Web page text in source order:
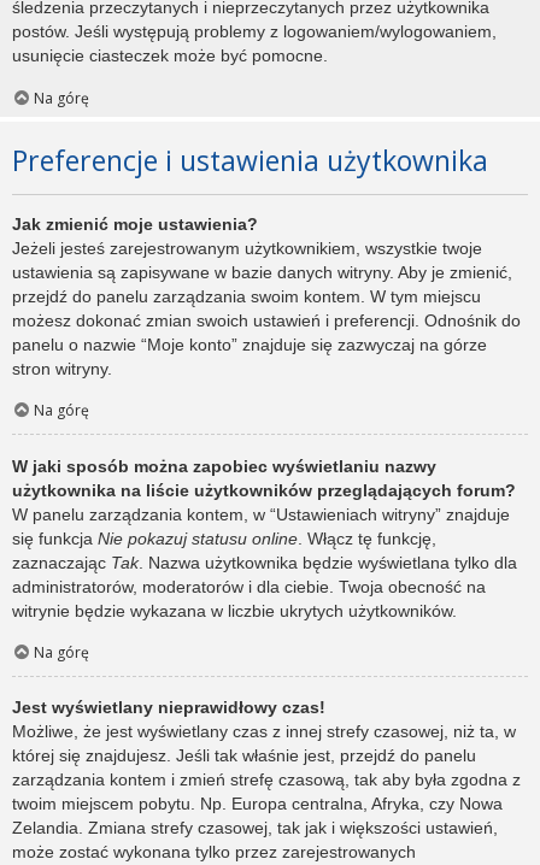
śledzenia przeczytanych i nieprzeczytanych przez użytkownika
postów. Jeśli występują problemy z logowaniem/wylogowaniem,
usunięcie ciasteczek może być pomocne.
Na górę
Preferencje i ustawienia użytkownika
Jak zmienić moje ustawienia?
Jeżeli jesteś zarejestrowanym użytkownikiem, wszystkie twoje
ustawienia są zapisywane w bazie danych witryny. Aby je zmienić,
przejdź do panelu zarządzania swoim kontem. W tym miejscu
możesz dokonać zmian swoich ustawień i preferencji. Odnośnik do
panelu o nazwie “Moje konto” znajduje się zazwyczaj na górze
stron witryny.
Na górę
W jaki sposób można zapobiec wyświetlaniu nazwy
użytkownika na liście użytkowników przeglądających forum?
W panelu zarządzania kontem, w “Ustawieniach witryny” znajduje
się funkcja Nie pokazuj statusu online . Włącz tę funkcję,
zaznaczając Tak. Nazwa użytkownika będzie wyświetlana tylko dla
administratorów, moderatorów i dla ciebie. Twoja obecność na
witrynie będzie wykazana w liczbie ukrytych użytkowników.
Na górę
Jest wyświetlany nieprawidłowy czas!
Możliwe, że jest wyświetlany czas z innej strefy czasowej, niż ta, w
której się znajdujesz. Jeśli tak właśnie jest, przejdź do panelu
zarządzania kontem i zmień strefę czasową, tak aby była zgodna z
twoim miejscem pobytu. Np. Europa centralna, Afryka, czy Nowa
Zelandia. Zmiana strefy czasowej, tak jak i większości ustawień,
może zostać wykonana tylko przez zarejestrowanych